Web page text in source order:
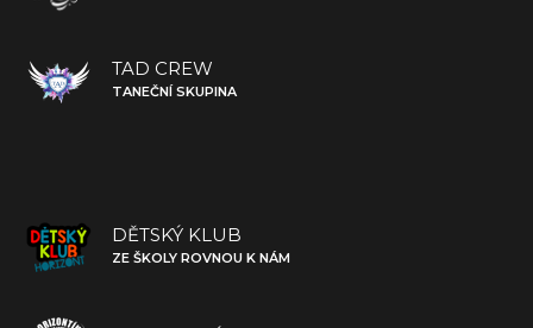
TAD CREW
TANEČNÍ SKUPINA
DĚTSKÝ KLUB
ZE ŠKOLY ROVNOU K NÁM